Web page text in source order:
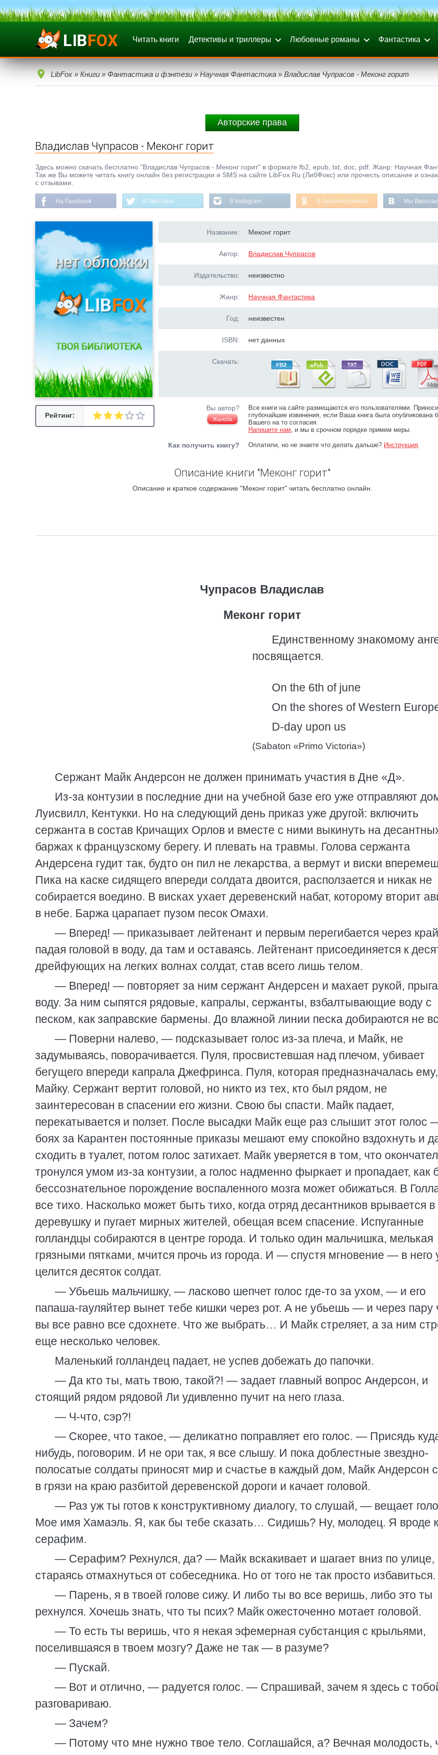
Читать книги Детективы и триллеры Любовные романы Фантастика
LibFox » Книги » Фантастика и фэнтези » Научная Фантастика » Владислав Чупрасов - Меконг горит
Авторские права
Владислав Чупрасов - Меконг горит
Здесь можно скачать бесплатно "Владислав Чупрасов - Меконг горит" в формате fb2, epub, txt, doc, pdf. Жанр: Научная
Так же Вы можете читать книгу онлайн без регистрации и SMS на сайте LibFox.Ru (ЛибФокс) или прочесть описание и
с отзывами.
На Facebook В Твиттере В Instagram В Одноклассниках Мы
Рейтинг:
Название: Меконг горит
Автор: Владислав Чупрасов
Издательство: неизвестно
Жанр: Научная Фантастика
Год: неизвестен
ISBN: нет данных
Скачать:
Вы автор?
Жалоба
Все книги на сайте размещаются его пользователями.
глубочайшие извинения, если Ваша книга была опубликована
Вашего на то согласия.
Напишите нам, и мы в срочном порядке примем меры.
Как получить книгу? Оплатили, но не знаете что делать дальше? Инструкция.
Описание книги "Меконг горит"
Описание и краткое содержание "Меконг горит" читать бесплатно онлайн.
Чупрасов Владислав
Меконг горит
Единственному знакомому
посвящается.
On the 6th of june
On the shores of Western
D-day upon us
(Sabaton «Primo Victoria»)
Сержант Майк Андерсон не должен принимать участия в Дне «Д».
Из-за контузии в последние дни на учебной базе его уже отправляют
Луисвилл, Кентукки. Но на следующий день приказ уже другой: включить
сержанта в состав Кричащих Орлов и вместе с ними выкинуть на
баржах к французскому берегу. И плевать на травмы. Голова сержанта
Андерсена гудит так, будто он пил не лекарства, а вермут и виски
Пика на каске сидящего впереди солдата двоится, расползается и никак не
собирается воедино. В висках ухает деревенский набат, которому вторит
в небе. Баржа царапает пузом песок Омахи.
— Вперед! — приказывает лейтенант и первым перегибается через
падая головой в воду, да там и оставаясь. Лейтенант присоединяется к
дрейфующих на легких волнах солдат, став всего лишь телом.
— Вперед! — повторяет за ним сержант Андерсен и махает рукой,
воду. За ним сыпятся рядовые, капралы, сержанты, взбалтывающие воду с
песком, как заправские бармены. До влажной линии песка добираются не
— Поверни налево, — подсказывает голос из-за плеча, и Майк, не
задумываясь, поворачивается. Пуля, просвистевшая над плечом, убивает
бегущего впереди капрала Джефринса. Пуля, которая предназначалась ему,
Майку. Сержант вертит головой, но никто из тех, кто был рядом, не
заинтересован в спасении его жизни. Свою бы спасти. Майк падает,
перекатывается и ползет. После высадки Майк еще раз слышит этот голос
боях за Карантен постоянные приказы мешают ему спокойно вздохнуть и
сходить в туалет, потом голос затихает. Майк уверяется в том, что
тронулся умом из-за контузии, а голос надменно фыркает и пропадает, как
бессознательное порождение воспаленного мозга может обижаться. В
все тихо. Насколько может быть тихо, когда отряд десантников врывается в
деревушку и пугает мирных жителей, обещая всем спасение. Испуганные
голландцы собираются в центре города. И только один мальчишка, мелькая
грязными пятками, мчится прочь из города. И — спустя мгновение — в него
целится десяток солдат.
— Убьешь мальчишку, — ласково шепчет голос где-то за ухом, — и его
папаша-гауляйтер вынет тебе кишки через рот. А не убьешь — и через пару
вы все равно все сдохнете. Что же выбрать… И Майк стреляет, а за ним
еще несколько человек.
Маленький голландец падает, не успев добежать до папочки.
— Да кто ты, мать твою, такой?! — задает главный вопрос Андерсон, и
стоящий рядом рядовой Ли удивленно пучит на него глаза.
— Ч-что, сэр?!
— Скорее, что такое, — деликатно поправляет его голос. — Присядь
нибудь, поговорим. И не ори так, я все слышу. И пока доблестные звездно-
полосатые солдаты приносят мир и счастье в каждый дом, Майк Андерсон
в грязи на краю разбитой деревенской дороги и качает головой.
— Раз уж ты готов к конструктивному диалогу, то слушай, — вещает
Мое имя Хамаэль. Я, как бы тебе сказать… Сидишь? Ну, молодец. Я вроде
серафим.
— Серафим? Рехнулся, да? — Майк вскакивает и шагает вниз по улице,
стараясь отмахнуться от собеседника. Но от того не так просто избавиться.
— Парень, я в твоей голове сижу. И либо ты во все веришь, либо это ты
рехнулся. Хочешь знать, что ты псих? Майк ожесточенно мотает головой.
— То есть ты веришь, что я некая эфемерная субстанция с крыльями,
поселившаяся в твоем мозгу? Даже не так — в разуме?
— Пускай.
— Вот и отлично, — радуется голос. — Спрашивай, зачем я здесь с
разговариваю.
— Зачем?
— Потому что мне нужно твое тело. Соглашайся, а? Вечная молодость,